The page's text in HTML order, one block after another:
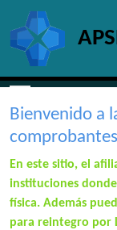
Navigation
Bienvenido a
comprobantes
En este sitio, el
instituciones
física. Además
para reintegro por
Site identity,